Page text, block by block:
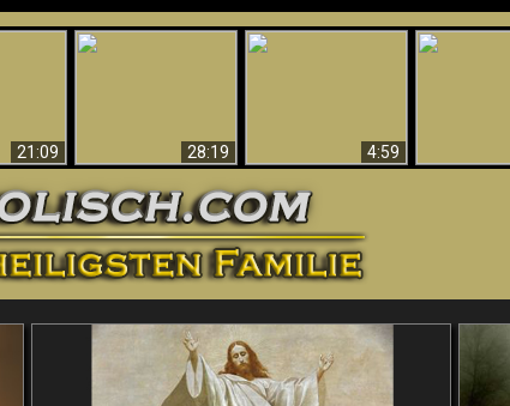
21:09
28:19
4:59